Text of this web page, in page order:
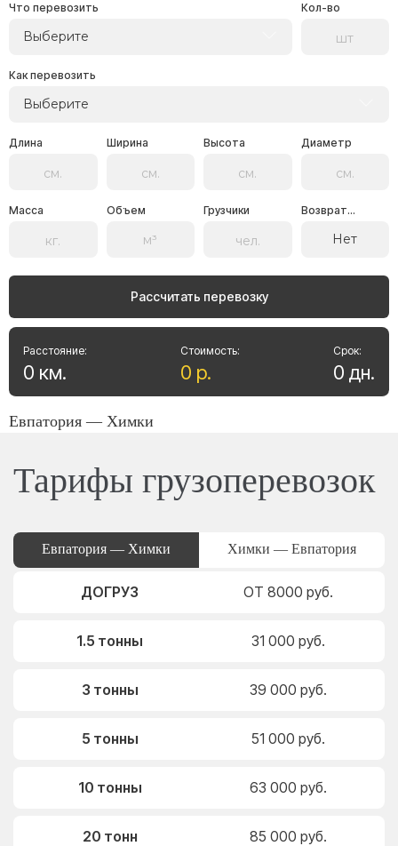
Что перевозить
Выберите
Кол-во
Как перевозить
Выберите
Длина Ширина Высота Диаметр
Масса Объем Грузчики Возврат...
Нет
Рассчитать перевозку
Стоимость:
0 р.
Расстояние:
0 км.
Срок:
0 дн.
Евпатория — Химки
Тарифы грузоперевозок
Евпатория — Химки Химки — Евпатория
ДОГРУЗ ОТ 8000 руб.
1.5 тонны 31 000 руб.
3 тонны 39 000 руб.
5 тонны 51 000 руб.
10 тонны 63 000 руб.
20 тонн 85 000 руб.